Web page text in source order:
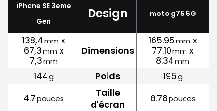
iPhone SE 3eme
Gen
Design moto g75 5G
138,4mm x
67,3mm x
7,3mm
Dimensions
165.95mm x
77.10mm x
8.34mm
144g Poids 195g
4.7pouces
Taille
d'écran
6.78pouces